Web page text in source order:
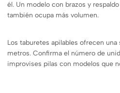
él. Un modelo con brazos y
también ocupa más volumen.
Los taburetes apilables ofrecen
metros. Confirma el número de
improvises pilas con modelos que